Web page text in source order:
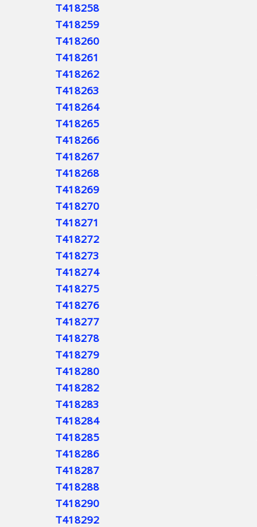
T418258
T418259
T418260
T418261
T418262
T418263
T418264
T418265
T418266
T418267
T418268
T418269
T418270
T418271
T418272
T418273
T418274
T418275
T418276
T418277
T418278
T418279
T418280
T418282
T418283
T418284
T418285
T418286
T418287
T418288
T418290
T418292